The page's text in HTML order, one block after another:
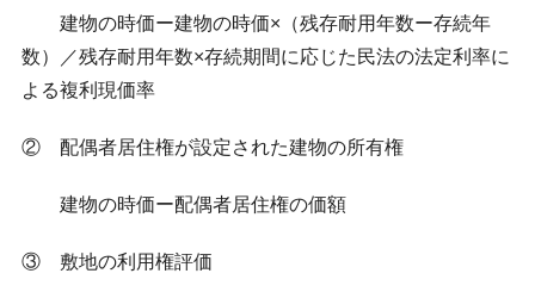
建物の時価ー建物の時価×（残存耐用年数ー存続年
数）／残存耐用年数×存続期間に応じた民法の法定利率に
よる複利現価率
② 配偶者居住権が設定された建物の所有権
建物の時価ー配偶者居住権の価額
③ 敷地の利用権評価